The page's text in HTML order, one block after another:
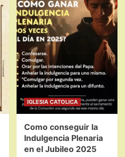
Prefecta
nombrada
por
Santa
Sede
IGLESIA CATOLICA
Como conseguir la
Indulgencia Plenaria
en el Jubileo 2025